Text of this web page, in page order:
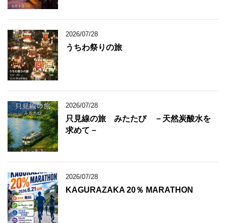
2026/07/28
うちわ祭りの旅
2026/07/28
只見線の旅 みたたび －天然炭酸水を
求めて－
2026/07/28
KAGURAZAKA 20％ MARATHON